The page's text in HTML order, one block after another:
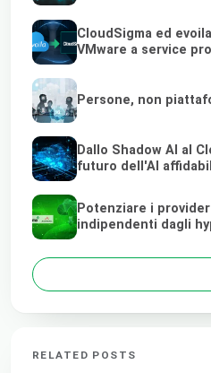
CloudSigma ed
VMware a service
Persone, non
Dallo Shadow AI al
futuro dell'AI
Potenziare i
indipendenti dagli
RELATED POSTS